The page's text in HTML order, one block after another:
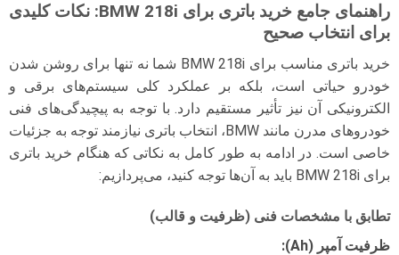
راهنمای جامع خرید باتری برای BMW 218i: نکات کلیدی
برای انتخاب صحیح
خرید باتری مناسب برای BMW 218i شما نه تنها برای روشن شدن
خودرو حیاتی است، بلکه بر عملکرد کلی سیستم‌های برقی و
الکترونیکی آن نیز تأثیر مستقیم دارد. با توجه به پیچیدگی‌های فنی
خودروهای مدرن مانند BMW، انتخاب باتری نیازمند توجه به جزئیات
خاصی است. در ادامه به طور کامل به نکاتی که هنگام خرید باتری
برای BMW 218i باید به آن‌ها توجه کنید، می‌پردازیم:
تطابق با مشخصات فنی (ظرفیت و قالب)
ظرفیت آمپر (Ah):